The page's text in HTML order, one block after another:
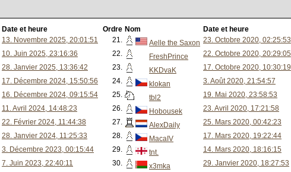
Date et heure
13. Novembre 2025, 20:01:51
10. Juin 2025, 23:16:36
28. Janvier 2025, 13:36:42
17. Décembre 2024, 15:50:56
16. Décembre 2024, 09:15:54
11. Avril 2024, 14:48:23
22. Février 2024, 11:44:38
28. Janvier 2024, 11:25:33
3. Décembre 2023, 00:15:44
7. Juin 2023, 22:40:11
Ordre Nom
Date et heure
21.
Aelle the Saxon 23. Octobre 2020, 02:25:53
22.
FreshPrince
22. Octobre 2020, 20:29:05
23.
KKDvaK
17. Octobre 2020, 10:30:19
24.
klokan
3. Août 2020, 21:54:57
25.
tbl2
19. Mai 2020, 23:58:53
26.
Hobousek
23. Avril 2020, 17:21:58
27.
AlexDaily
25. Mars 2020, 00:42:23
28.
MacaIV
17. Mars 2020, 19:22:44
29.
tnt.
14. Mars 2020, 18:16:15
30.
x3mka
29. Janvier 2020, 18:27:53